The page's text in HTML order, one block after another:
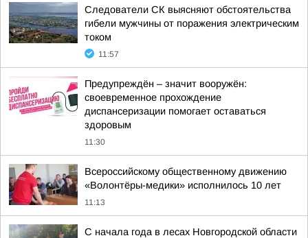
Следователи СК выясняют обстоятельства
гибели мужчины от поражения электрическим
током
11:57
Предупреждён – значит вооружён:
своевременное прохождение
диспансеризации помогает оставаться
здоровым
11:30
Всероссийскому общественному движению
«Волонтёры-медики» исполнилось 10 лет
11:13
С начала года в лесах Новгородской области